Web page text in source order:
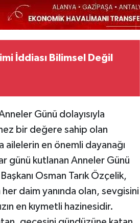
İddiası Bilimsel Değil
Günü dolayısıyla
bir değere sahip olan
ailelerin en önemli dayanağı
günü kutlanan Anneler Günü
Osman Tarık Özçelik,
daim yanında olan, sevgisini
en kıymetli hazinesidir.